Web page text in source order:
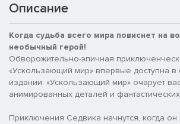
Описание
Когда судьба всего мира повиснет на
необычный герой!
Обворожительно-эпичная
«Ускользающий мир» впервые доступна в
издании. «Ускользающий мир» очарует
анимированных деталей и
Приключения Седвика начнутся, когда он